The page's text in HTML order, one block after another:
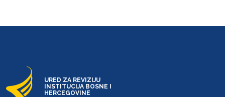
URED ZA REVIZIJU
INSTITUCIJA BOSNE I
HERCEGOVINE